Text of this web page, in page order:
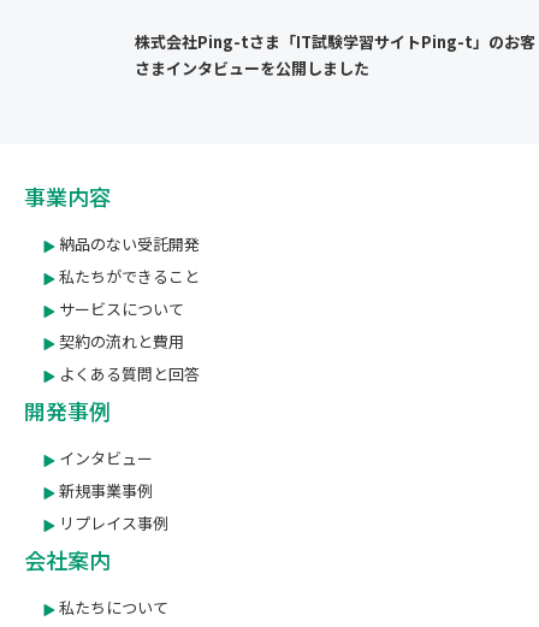
株式会社Ping-tさま「IT試験学習サイトPing-t」のお客
さまインタビューを公開しました
事業内容
納品のない受託開発
私たちができること
サービスについて
契約の流れと費用
よくある質問と回答
開発事例
インタビュー
新規事業事例
リプレイス事例
会社案内
私たちについて